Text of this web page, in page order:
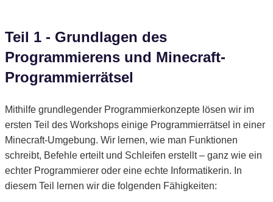
Teil 1 - Grundlagen des
Programmierens und Minecraft-
Programmierrätsel
Mithilfe grundlegender Programmierkonzepte lösen wir im
ersten Teil des Workshops einige Programmierrätsel in einer
Minecraft-Umgebung. Wir lernen, wie man Funktionen
schreibt, Befehle erteilt und Schleifen erstellt – ganz wie ein
echter Programmierer oder eine echte Informatikerin. In
diesem Teil lernen wir die folgenden Fähigkeiten: